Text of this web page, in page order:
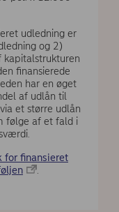
udledning er
og 2)
kapitalstrukturen
finansierede
har en øget
af udlån til
et større udlån
følge af et fald i
for finansieret
.